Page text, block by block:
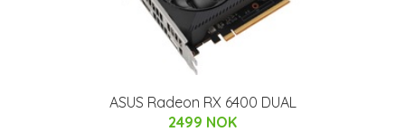
ASUS Radeon RX 6400 DUAL
2499 NOK